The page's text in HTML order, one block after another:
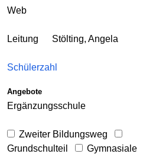
Web
Leitung Stölting, Angela
Schülerzahl
Angebote
Ergänzungsschule
Zweiter Bildungsweg
Grundschulteil
Gymnasiale